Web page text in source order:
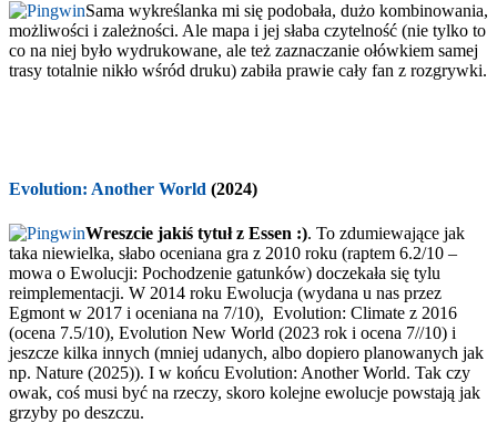
Sama wykreślanka mi się podobała, dużo kombinowania,
możliwości i zależności. Ale mapa i jej słaba czytelność (nie tylko to
co na niej było wydrukowane, ale też zaznaczanie ołówkiem samej
trasy totalnie nikło wśród druku) zabiła prawie cały fan z rozgrywki.
Evolution: Another World (2024)
Wreszcie jakiś tytuł z Essen :). To zdumiewające jak
taka niewielka, słabo oceniana gra z 2010 roku (raptem 6.2/10 –
mowa o Ewolucji: Pochodzenie gatunków) doczekała się tylu
reimplementacji. W 2014 roku Ewolucja (wydana u nas przez
Egmont w 2017 i oceniana na 7/10), Evolution: Climate z 2016
(ocena 7.5/10), Evolution New World (2023 rok i ocena 7//10) i
jeszcze kilka innych (mniej udanych, albo dopiero planowanych jak
np. Nature (2025)). I w końcu Evolution: Another World. Tak czy
owak, coś musi być na rzeczy, skoro kolejne ewolucje powstają jak
grzyby po deszczu.